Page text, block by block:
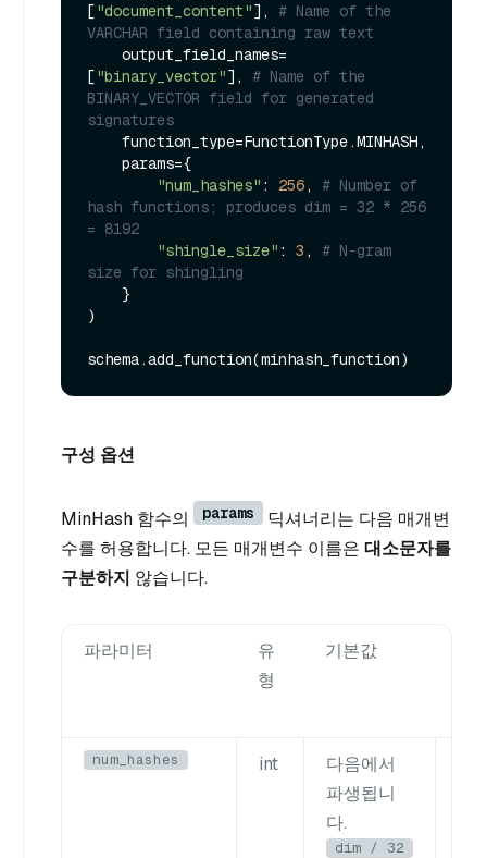
["document_content"], # Name of the
VARCHAR field containing raw text
["binary_vector"], # Name of the
BINARY_VECTOR field for generated
signatures
"num_hashes" : 256, # Number of
hash functions; produces dim = 32 * 256
= 8192
"shingle_size" : 3 , # N-gram
size for shingling
)
구성 옵션
MinHash 함수의 params
딕셔너리는 다음 매개변
수를 허용합니다. 모든 매개변수 이름은 대소문자를
구분하지 않습니다.
파라미터
유
형
기본값
num_hashes int
다음에서
파생됩니
다.
dim / 32